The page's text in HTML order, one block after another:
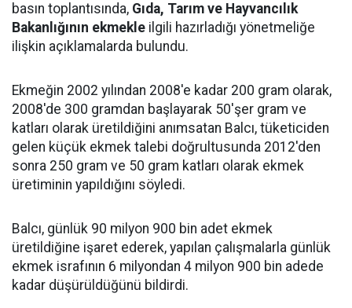
basın toplantısında, Gıda, Tarım ve Hayvancılık
Bakanlığının ekmekle ilgili hazırladığı yönetmeliğe
ilişkin açıklamalarda bulundu.
Ekmeğin 2002 yılından 2008'e kadar 200 gram olarak,
2008'de 300 gramdan başlayarak 50'şer gram ve
katları olarak üretildiğini anımsatan Balcı, tüketiciden
gelen küçük ekmek talebi doğrultusunda 2012'den
sonra 250 gram ve 50 gram katları olarak ekmek
üretiminin yapıldığını söyledi.
Balcı, günlük 90 milyon 900 bin adet ekmek
üretildiğine işaret ederek, yapılan çalışmalarla günlük
ekmek israfının 6 milyondan 4 milyon 900 bin adede
kadar düşürüldüğünü bildirdi.